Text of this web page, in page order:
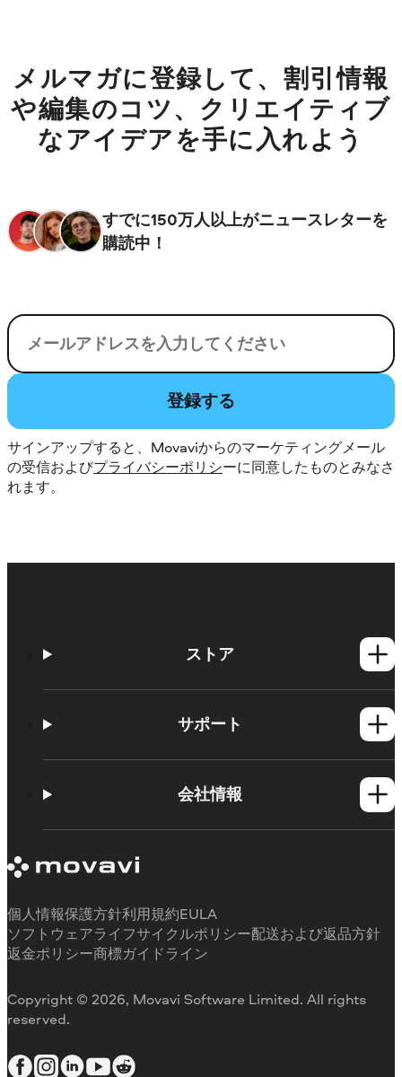
メルマガに登録して、割引情報
や編集のコツ、クリエイティブ
なアイデアを手に入れよう
すでに150万人以上がニュースレターを
購読中！
電子メール
登録する
サインアップすると、Movaviからのマーケティングメール
の受信およびプライバシーポリシーに同意したものとみなさ
れます。
ストア
Mac製品
サポート
使い方
体験版の制約
払い戻し
会社情報
お客様の声
当社が選ばれる理由
Copyright © 2026, Movavi Software Limited. All rights
reserved.
個人情報保護方針利用規約EULA
ソフトウェアライフサイクルポリシー配送および返品方針
返金ポリシー商標ガイドライン